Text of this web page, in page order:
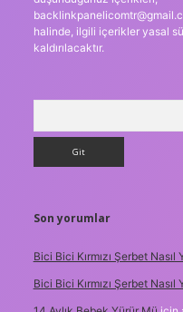
halinde, ilgili içerikler yasal
kaldırılacaktır.
Son yorumlar
Bici Bici Kırmızı Şerbet Nasıl
Bici Bici Kırmızı Şerbet Nasıl